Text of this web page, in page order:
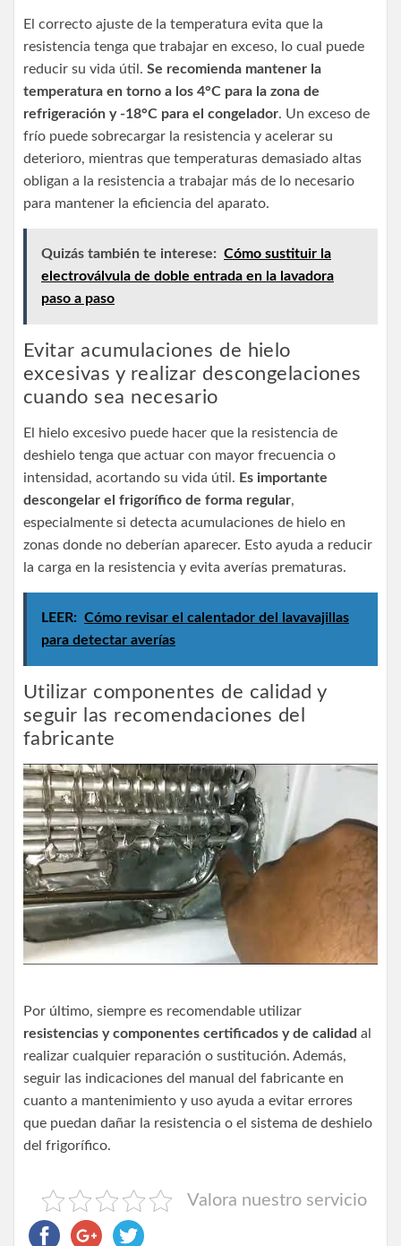
El correcto ajuste de la temperatura evita que la
resistencia tenga que trabajar en exceso, lo cual puede
reducir su vida útil. Se recomienda mantener la
temperatura en torno a los 4°C para la zona de
refrigeración y -18°C para el congelador. Un exceso de
frío puede sobrecargar la resistencia y acelerar su
deterioro, mientras que temperaturas demasiado altas
obligan a la resistencia a trabajar más de lo necesario
para mantener la eficiencia del aparato.
Quizás también te interese: Cómo sustituir la
electroválvula de doble entrada en la lavadora
paso a paso
Evitar acumulaciones de hielo
excesivas y realizar descongelaciones
cuando sea necesario
El hielo excesivo puede hacer que la resistencia de
deshielo tenga que actuar con mayor frecuencia o
intensidad, acortando su vida útil. Es importante
descongelar el frigorífico de forma regular,
especialmente si detecta acumulaciones de hielo en
zonas donde no deberían aparecer. Esto ayuda a reducir
la carga en la resistencia y evita averías prematuras.
LEER: Cómo revisar el calentador del lavavajillas
para detectar averías
Utilizar componentes de calidad y
seguir las recomendaciones del
fabricante
Por último, siempre es recomendable utilizar
resistencias y componentes certificados y de calidad al
realizar cualquier reparación o sustitución. Además,
seguir las indicaciones del manual del fabricante en
cuanto a mantenimiento y uso ayuda a evitar errores
que puedan dañar la resistencia o el sistema de deshielo
del frigorífico.
Valora nuestro servicio